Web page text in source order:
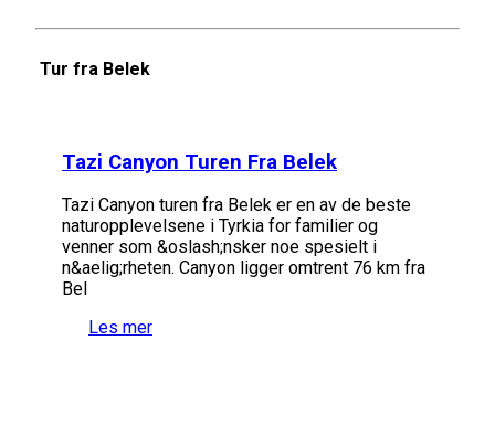
Tur fra Belek
Tazi Canyon Turen Fra Belek
Tazi Canyon turen fra Belek er en av de beste
naturopplevelsene i Tyrkia for familier og
venner som &oslash;nsker noe spesielt i
n&aelig;rheten. Canyon ligger omtrent 76 km fra
Bel
Les mer